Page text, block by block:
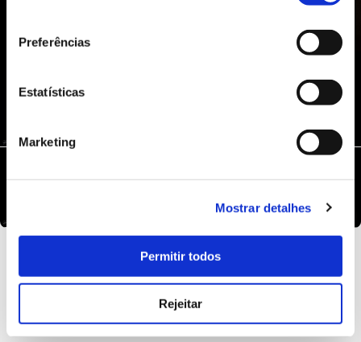
Preferências
Estatísticas
Marketing
Mostrar detalhes
Permitir todos
Rejeitar
+1